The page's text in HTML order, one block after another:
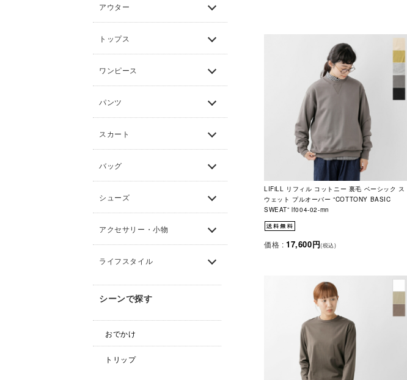
アウター
トップス
ワンピース
パンツ
スカート
バッグ
シューズ
アクセサリー・小物
ライフスタイル
シーンで探す
おでかけ
トリップ
LIFiLL リフィル コットニー 裏毛 ベーシック ス
ウェット プルオーバー “COTTONY BASIC
SWEAT” lf004-02-mn
価格 : 17,600円(税込)